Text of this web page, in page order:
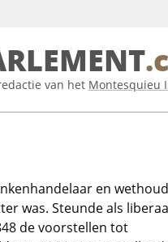
van het Montesquieu
en
was. Steunde als
de voorstellen tot